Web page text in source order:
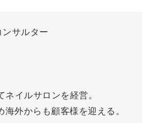
サルター
イルサロンを経営。
外からも顧客様を迎える。